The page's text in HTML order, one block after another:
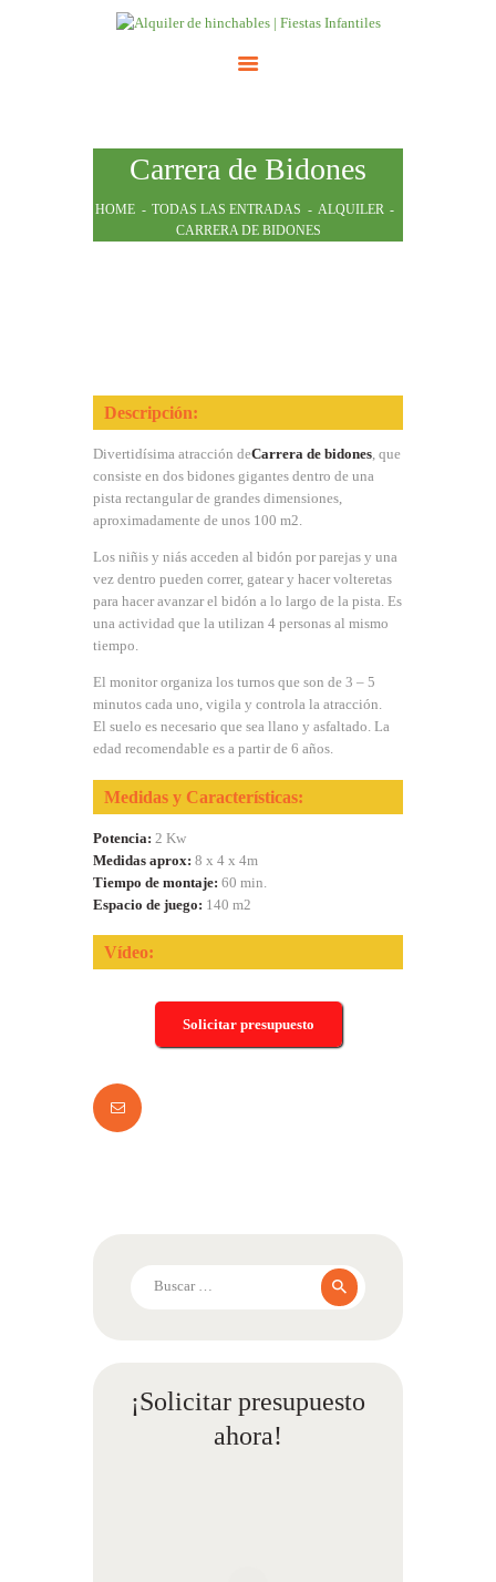
Carrera de Bidones
HOME TODAS LAS ENTRADAS
ALQUILER
CARRERA DE BIDONES
ATRACCIONES
TARIFAS
NOSOTROS
Descripción:
Divertidísima atracción deCarrera de bidones, que
consiste en dos bidones gigantes dentro de una
pista rectangular de grandes dimensiones,
aproximadamente de unos 100 m2.
Los niñis y niás acceden al bidón por parejas y una
vez dentro pueden correr, gatear y hacer volteretas
para hacer avanzar el bidón a lo largo de la pista. Es
una actividad que la utilizan 4 personas al mismo
tiempo.
El monitor organiza los turnos que son de 3 – 5
minutos cada uno, vigila y controla la atracción.
El suelo es necesario que sea llano y asfaltado. La
edad recomendable es a partir de 6 años.
Medidas y Características:
Potencia: 2 Kw
Medidas aprox: 8 x 4 x 4m
Tiempo de montaje: 60 min.
Espacio de juego: 140 m2
Vídeo:
Solicitar presupuesto
¡Solicitar presupuesto
ahora!